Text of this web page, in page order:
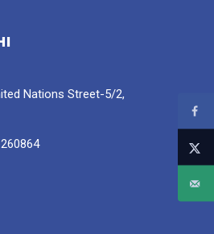
Nations Street-5/2,